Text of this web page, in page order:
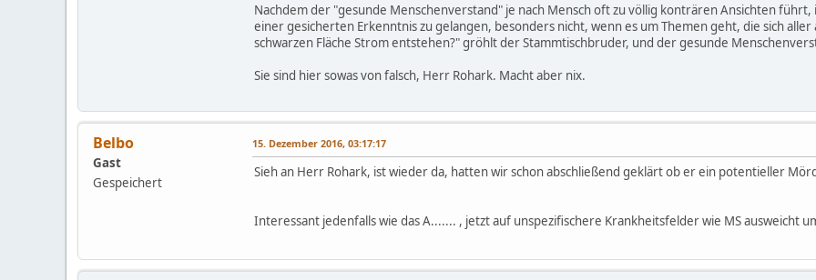
Nachdem der "gesunde Menschenverstand" je nach Mensch oft zu völlig konträren Ansichten
einer gesicherten Erkenntnis zu gelangen, besonders nicht, wenn es um Themen geht, die sich
schwarzen Fläche Strom entstehen?" gröhlt der Stammtischbruder, und der gesunde
Sie sind hier sowas von falsch, Herr Rohark. Macht aber nix.
Belbo
Gast
Gespeichert
15. Dezember 2016, 03:17:17
Sieh an Herr Rohark, ist wieder da, hatten wir schon abschließend geklärt ob er ein potentieller
Interessant jedenfalls wie das A....... , jetzt auf unspezifischere Krankheitsfelder wie MS ausweicht